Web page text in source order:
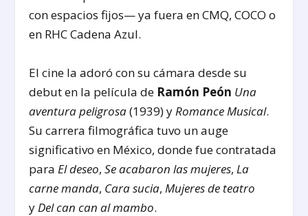
con espacios fijos— ya fuera en CMQ, COCO o
en RHC Cadena Azul.
El cine la adoró con su cámara desde su
debut en la película de Ramón Peón Una
aventura peligrosa(1939) y Romance Musical.
Su carrera filmográfica tuvo un auge
significativo en México, donde fue contratada
para El deseo, Se acabaron las mujeres, La
carne manda, Cara sucia, Mujeres de teatro
y Del can can al mambo.